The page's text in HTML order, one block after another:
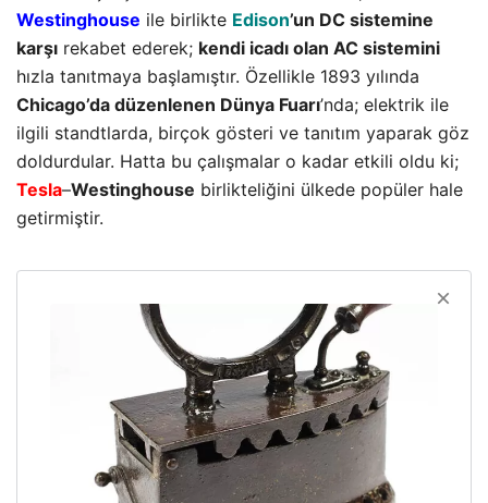
Westinghouse ile birlikte Edison’un DC sistemine
karşı rekabet ederek; kendi icadı olan AC sistemini
hızla tanıtmaya başlamıştır. Özellikle 1893 yılında
Chicago’da düzenlenen Dünya Fuarı’nda; elektrik ile
ilgili standtlarda, birçok gösteri ve tanıtım yaparak göz
doldurdular. Hatta bu çalışmalar o kadar etkili oldu ki;
Tesla–Westinghouse birlikteliğini ülkede popüler hale
getirmiştir.